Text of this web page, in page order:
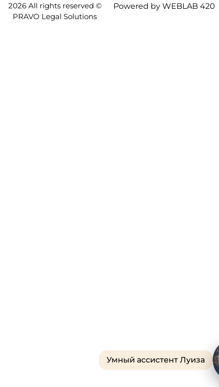
2026 All rights reserved ©
PRAVO Legal Solutions
Powered by WEBLAB 420
Умный ассистент Луиза